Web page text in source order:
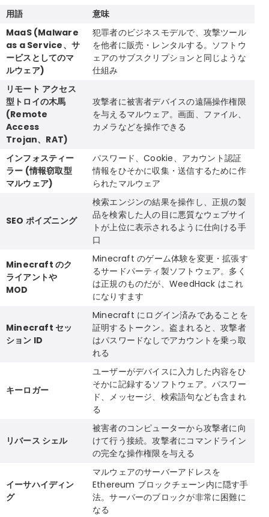
用語
意味
MaaS (Malware
as a Service、サ
ービスとしてのマ
ルウェア)
犯罪者のビジネスモデルで、攻撃ツール
を他者に販売・レンタルする。ソフトウ
ェアのサブスクリプションと同じような
仕組み
リモート アクセス
型トロイの木馬
(Remote
Access
Trojan、RAT)
攻撃者に被害者デバイスの遠隔操作権限
を与えるマルウェア。画面、ファイル、
カメラなどを操作できる
インフォスティー
ラー (情報窃取型
マルウェア)
パスワード、Cookie、アカウント認証
情報をひそかに収集・送信するために作
られたマルウェア
SEO ポイズニング
検索エンジンの結果を操作し、正規の製
品を検索した人の目に悪質なウェブサイ
トが上位に表示されるように仕向ける手
口
Minecraft のク
ライアントや
MOD
Minecraft のゲーム体験を変更・拡張す
るサードパーティ製ソフトウェア。多く
は正規のものだが、WeedHack はこれ
になりすます
Minecraft セッ
ション ID
Minecraft にログイン済みであることを
証明するトークン。盗まれると、攻撃者
はパスワードなしでアカウントを乗っ取
れる
キーロガー
ユーザーがデバイスに入力した内容をひ
そかに記録するソフトウェア。パスワー
ド、メッセージ、検索語句なども含まれ
る
リバース シェル
被害者のコンピューターから攻撃者に向
けて行う接続。攻撃者にコマンドライン
の完全な操作権限を与える
イーサハイディン
グ
マルウェアのサーバーアドレスを
Ethereum ブロックチェーン内に隠す手
法。サーバーのブロックが非常に困難に
なる